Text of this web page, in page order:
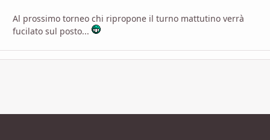
Al prossimo torneo chi ripropone il turno mattutino verrà
fucilato sul posto...